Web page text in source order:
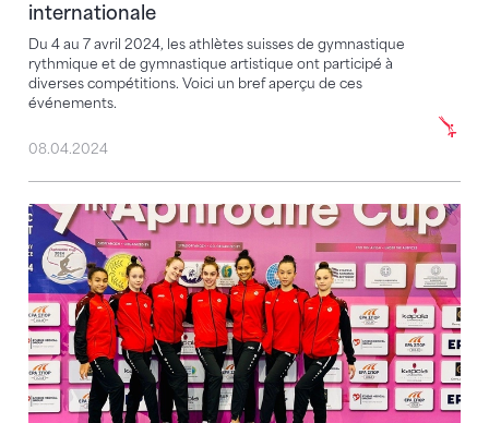
internationale
Du 4 au 7 avril 2024, les athlètes suisses de gymnastique
rythmique et de gymnastique artistique ont participé à
diverses compétitions. Voici un bref aperçu de ces
événements.
08.04.2024
Sophia Chiariello dans le top 20